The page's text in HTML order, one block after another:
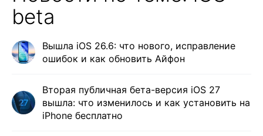
beta
Вышла iOS 26.6: что нового, исправление
ошибок и как обновить Айфон
Вторая публичная бета-версия iOS 27
вышла: что изменилось и как установить на
iPhone бесплатно